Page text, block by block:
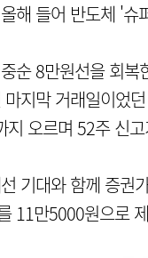
해 들어 반도체 '슈
순 8만원선을 회
마지막 거래일이었
지 오르며 52주 신
기대와 함께 증권
11만5000원으로